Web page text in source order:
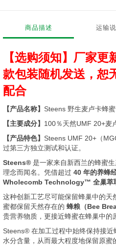
商品描述 运输
【选购须知】厂家
款包装随机发送，恕
配合
【产品名称】 Steens 野生麦卢卡蜂
【主要成分】 100％天然UMF 20+麦
【产品特色】 Steens UMF 20+（
过第三方独立测试和认证。
Steens® 是一家来自新西兰的蜂蜜
理念而闻名。凭借超过 40 年的养蜂
Wholecomb Technology™ 全巢萃
这种创新工艺尽可能保留蜂巢中的
蜜都保留天然存在的 蜂粮（Bee
贵营养物质，更接近蜂蜜在蜂巢中的
Steens® 在加工过程中始终保持接
水分含量，从而最大程度地保留原